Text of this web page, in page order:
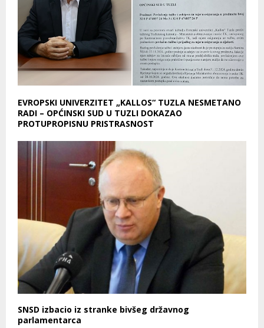
EVROPSKI UNIVERZITET „KALLOS“ TUZLA NESMETANO
RADI – OPĆINSKI SUD U TUZLI DOKAZAO
PROTUPROPISNU PRISTRASNOST
SNSD izbacio iz stranke bivšeg državnog
parlamentarca